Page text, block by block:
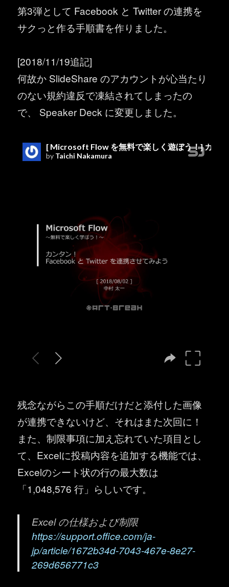
第3弾として Facebook と Twitter の連携を
サクっと作る手順書を作りました。
[2018/11/19追記]
何故か SlideShare のアカウントが心当たり
のない規約違反で凍結されてしまったの
で、 Speaker Deck に変更しました。
残念ながらこの手順だけだと添付した画像
が連携できないけど、それはまた次回に！
また、制限事項に加え忘れていた項目とし
て、Excelに投稿内容を追加する機能では、
Excelのシート状の行の最大数は
「1,048,576 行」らしいです。
Excel の仕様および制限
https://support.office.com/ja-
jp/article/1672b34d-7043-467e-8e27-
269d656771c3